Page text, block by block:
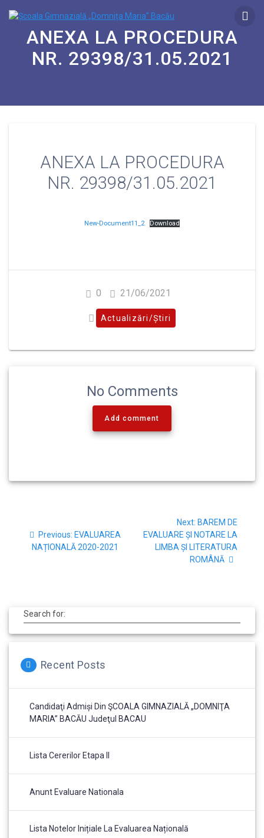
ANEXA LA PROCEDURA
NR. 29398/31.05.2021
ANEXA LA PROCEDURA
NR. 29398/31.05.2021
New-Document11_2 Download
0 21/06/2021
Actualizări/Știri
No Comments
Add comment
Previous: EVALUAREA
NAȚIONALĂ 2020-2021
Next: BAREM DE
EVALUARE ȘI NOTARE LA
LIMBA ȘI LITERATURA
ROMÂNĂ
Search for:
Recent Posts
Candidaţi Admiși Din ŞCOALA GIMNAZIALĂ „DOMNIŢA
MARIA” BACĂU Judeţul BACAU
Lista Cererilor Etapa II
Anunt Evaluare Nationala
Lista Notelor Inițiale La Evaluarea Națională